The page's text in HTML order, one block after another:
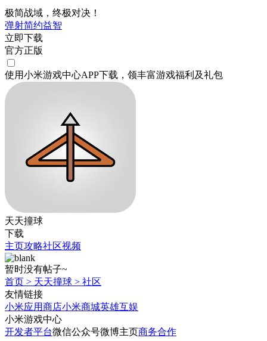
极简战域，终极对决！
弹射简约益智
立即下载
官方正版
使用小米游戏中心APP下载 ，领丰富游戏福利 及礼包
天天撞球
下载
主页攻略社区视频
暂时没有帖子~
首页 > 天天撞球 > 社区
友情链接
小米应用商店小米商城英雄互娱
小米游戏中心
开发者平台微信公众号微博主页商务合作